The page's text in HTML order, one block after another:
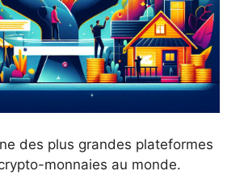
des plus grandes plateformes
monnaies au monde.